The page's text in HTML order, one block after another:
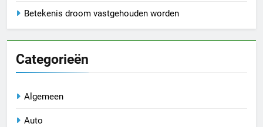
Betekenis droom vastgehouden worden
Categorieën
Algemeen
Auto